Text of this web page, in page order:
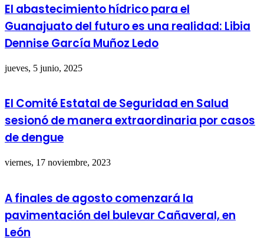
El abastecimiento hídrico para el
Guanajuato del futuro es una realidad: Libia
Dennise García Muñoz Ledo
jueves, 5 junio, 2025
El Comité Estatal de Seguridad en Salud
sesionó de manera extraordinaria por casos
de dengue
viernes, 17 noviembre, 2023
A finales de agosto comenzará la
pavimentación del bulevar Cañaveral, en
León